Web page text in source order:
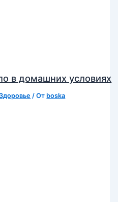
в домашних условиях
/ От boska